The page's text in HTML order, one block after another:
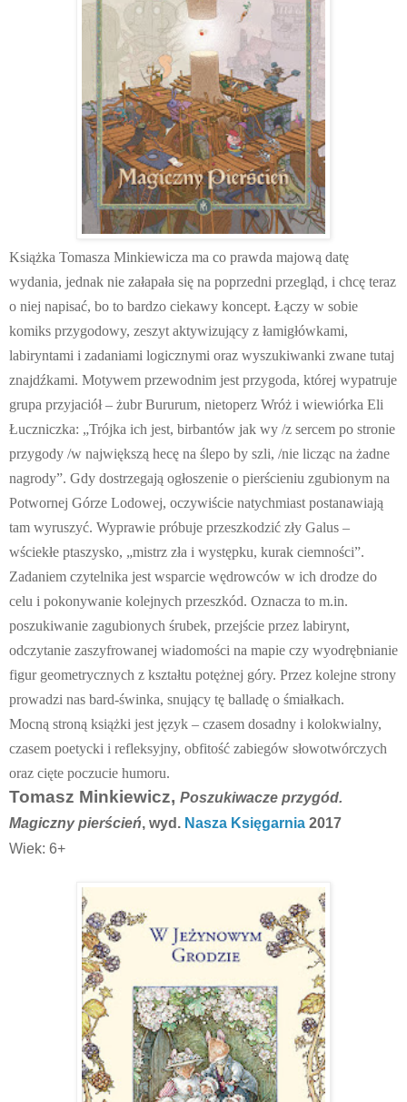
Książka Tomasza Minkiewicza ma co prawda majową datę
wydania, jednak nie załapała się na poprzedni przegląd, i chcę teraz
o niej napisać, bo to bardzo ciekawy koncept. Łączy w sobie
komiks przygodowy, zeszyt aktywizujący z łamigłówkami,
labiryntami i zadaniami logicznymi oraz wyszukiwanki zwane tutaj
znajdźkami. Motywem przewodnim jest przygoda, której wypatruje
grupa przyjaciół – żubr Bururum, nietoperz Wróż i wiewiórka Eli
Łuczniczka: „Trójka ich jest, birbantów jak wy /z sercem po stronie
przygody /w największą hecę na ślepo by szli, /nie licząc na żadne
nagrody”. Gdy dostrzegają ogłoszenie o pierścieniu zgubionym na
Potwornej Górze Lodowej, oczywiście natychmiast postanawiają
tam wyruszyć. Wyprawie próbuje przeszkodzić zły Galus –
wściekłe ptaszysko, „mistrz zła i występku, kurak ciemności”.
Zadaniem czytelnika jest wsparcie wędrowców w ich drodze do
celu i pokonywanie kolejnych przeszkód. Oznacza to m.in.
poszukiwanie zagubionych śrubek, przejście przez labirynt,
odczytanie zaszyfrowanej wiadomości na mapie czy wyodrębnianie
figur geometrycznych z kształtu potężnej góry. Przez kolejne strony
prowadzi nas bard-świnka, snujący tę balladę o śmiałkach.
Mocną stroną książki jest język – czasem dosadny i kolokwialny,
czasem poetycki i refleksyjny, obfitość zabiegów słowotwórczych
oraz cięte poczucie humoru.
Tomasz Minkiewicz, Poszukiwacze przygód.
Magiczny pierścień, wyd. Nasza Księgarnia 2017
Wiek: 6+